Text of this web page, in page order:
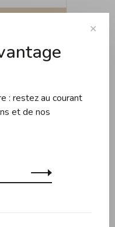
d'achats au Québec
Twitter Pinterest Courriel
✕
: restez au courant
et de nos